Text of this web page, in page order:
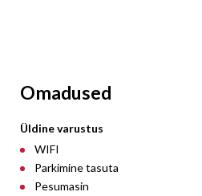
Omadused
Üldine varustus
WIFI
Parkimine tasuta
Pesumasin